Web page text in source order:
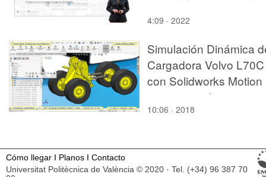
4:09 · 2022
Simulación Dinámica
Cargadora Volvo L70C
con Solidworks Motion
v2017 - 06 de 16
10:06 · 2018
Cómo llegar I Planos I Contacto
Universitat Politècnica de València © 2020 · Tel. (+34) 96 387 70